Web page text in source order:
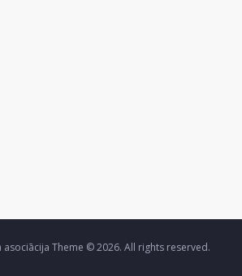
asociācija Theme © 2026. All rights reserved.